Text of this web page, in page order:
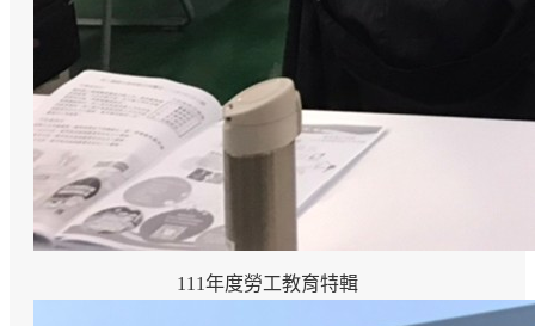
111年度勞工教育特輯